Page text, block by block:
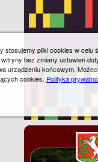
stosujemy pliki cookies w celu
bez zmiany ustawień
urządzeniu końcowym.
cookies. Polityka